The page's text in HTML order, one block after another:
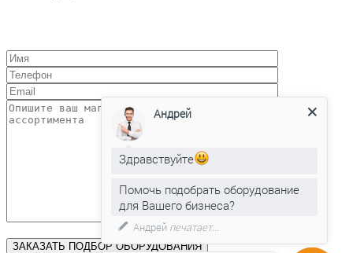
Андрей
Здравствуйте
Помочь подобрать оборудование
для Вашего бизнеса?
Андрейпечатает...